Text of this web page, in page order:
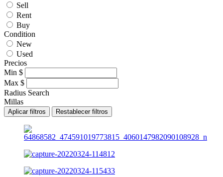
Sell
Rent
Buy
Condition
New
Used
Precios
Min $
Max $
Radius Search
Millas
Aplicar filtros Restablecer filtros